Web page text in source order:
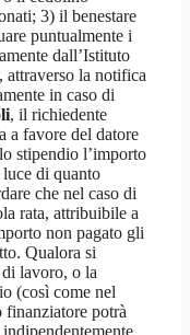
3) il benestare
puntualmente i
dall’Istituto
la notifica
in caso di
, il richiedente
a favore del datore
stipendio l’importo
di quanto
che nel caso di
rata, attribuibile a
non pagato gli
Qualora si
lavoro, o la
(così come nel
finanziatore potrà